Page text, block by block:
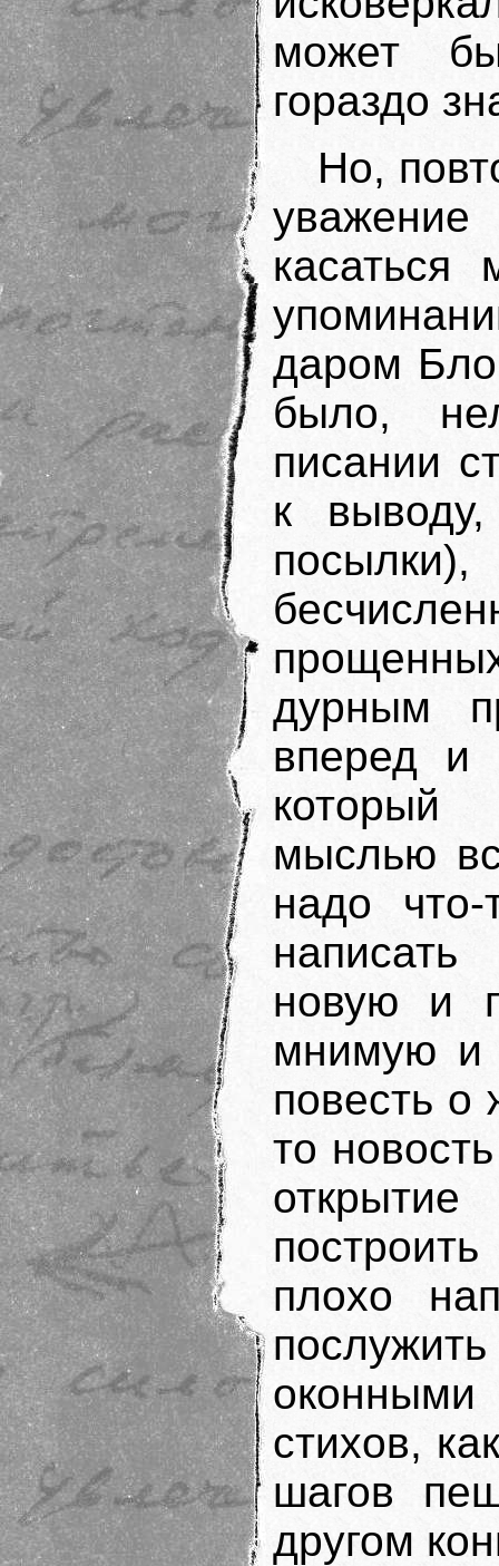
может
гораздо
Но,
касаться
даром
было,
писании
к
дурным
вперед и
мыслью
надо
новую и
мнимую и
повесть
то
плохо
стихов,
шагов
другом